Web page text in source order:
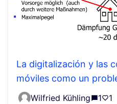
La digitalización y las
móviles como un
Wilfried Kühling 1 1